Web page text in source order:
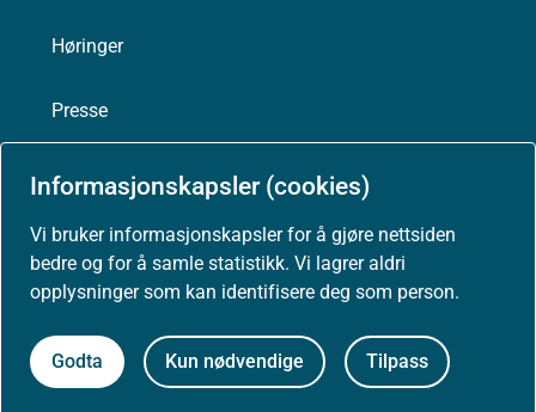
Informasjonskapsler (cookies)
Vi bruker informasjonskapsler for å gjøre nettsiden
bedre og for å samle statistikk. Vi lagrer aldri
opplysninger som kan identifisere deg som person.
Godta Kun nødvendige Tilpass
Høringer
Presse
Om nettstedet
Personvernerklæring
Tilgjengelighetserklæring (uustatus.no)